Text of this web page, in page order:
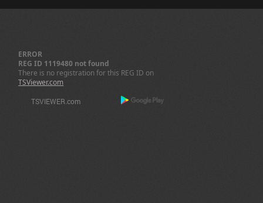
ERROR
REG ID 1119480 not found
There is no registration for this REG ID on
TSViewer.com